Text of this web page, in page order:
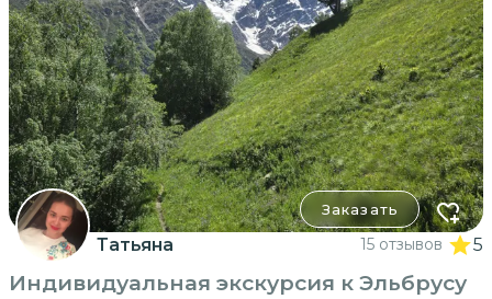
Заказать
Татьяна 15 отзывов 5
Индивидуальная экскурсия к Эльбрусу